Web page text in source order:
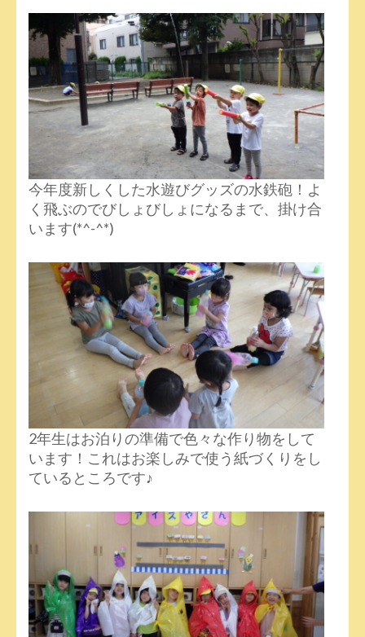
今年度新しくした水遊びグッズの水鉄砲！よ
く飛ぶのでびしょびしょになるまで、掛け合
います(*^-^*)
2年生はお泊りの準備で色々な作り物をして
います！これはお楽しみで使う紙づくりをし
ているところです♪